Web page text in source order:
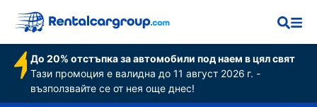
До 20% отстъпка за автомобили под наем в цял свят
Тази промоция е валидна до 11 август 2026 г. -
възползвайте се от нея още днес!